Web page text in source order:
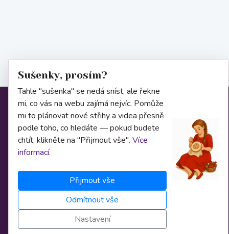
Informace
O nás
Osobní údaje
Nastavení cookies
Bankovní spojení
Sušenky, prosím?
Tahle "sušenka" se nedá sníst, ale řekne
mi, co vás na webu zajímá nejvíc. Pomůže
mi to plánovat nové střihy a videa přesně
podle toho, co hledáte — pokud budete
chtít, klikněte na "Přijmout vše". Více
informací.
Přijmout vše
Odmítnout vše
Nastavení